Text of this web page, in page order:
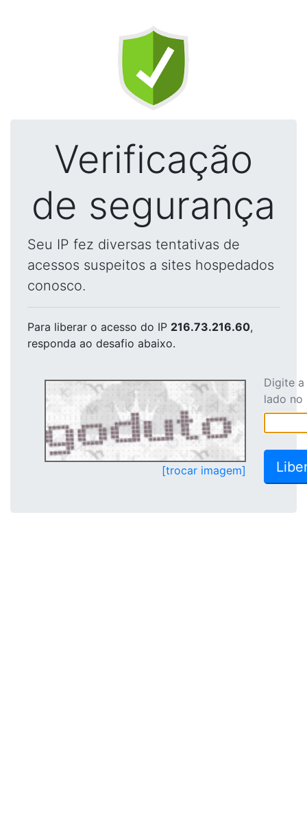
Verificação
de segurança
Seu IP fez diversas tentativas de
acessos suspeitos a sites hospedados
conosco.
Para liberar o acesso do IP 216.73.216.60,
responda ao desafio abaixo.
[trocar imagem]
Digite
lado no